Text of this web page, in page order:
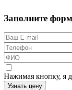
Заполните
Нажимая кнопку, я
Узнать цену